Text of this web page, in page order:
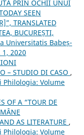
PRIN OCHII UNUI
SEEN
TRANSLATED
BUCUREȘTI,
Universitatis Babeș-
2020
– STUDIO DI CASO ,
Philologia: Volume
OF A “TOUR DE
AS LITERATURE ,
Philologia: Volume